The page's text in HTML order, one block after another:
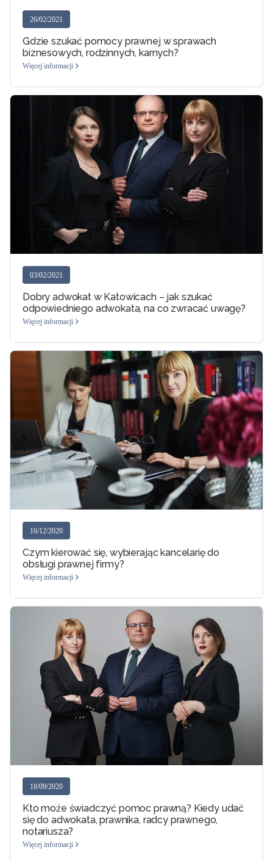
26/02/2021
Gdzie szukać pomocy prawnej w sprawach
biznesowych, rodzinnych, karnych?
Więcej informacji
03/02/2021
Dobry adwokat w Katowicach – jak szukać
odpowiedniego adwokata, na co zwracać uwagę?
Więcej informacji
16/12/2020
Czym kierować się, wybierając kancelarię do
obsługi prawnej firmy?
Więcej informacji
18/09/2020
Kto może świadczyć pomoc prawną? Kiedy udać
się do adwokata, prawnika, radcy prawnego,
notariusza?
Więcej informacji